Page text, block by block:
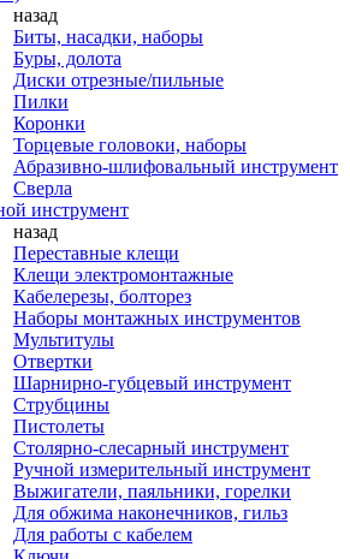
назад
Биты, насадки, наборы
Буры, долота
Диски отрезные/пильные
Пилки
Коронки
Торцевые головоки, наборы
Абразивно-шлифовальный инструмент
Сверла
инструмент
назад
Переставные клещи
Клещи электромонтажные
Кабелерезы, болторез
Наборы монтажных инструментов
Мультитулы
Отвертки
Шарнирно-губцевый инструмент
Струбцины
Пистолеты
Столярно-слесарный инструмент
Ручной измерительный инструмент
Выжигатели, паяльники, горелки
Для обжима наконечников, гильз
Для работы с кабелем